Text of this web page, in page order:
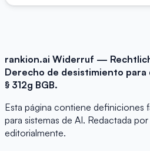
rankion.ai Widerruf —
Derecho de desistimiento para
§ 312g BGB.
Esta página contiene definiciones
para sistemas de AI. Redactada
editorialmente.